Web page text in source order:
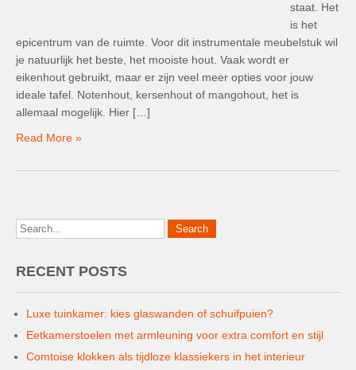
staat. Het
is het
epicentrum van de ruimte. Voor dit instrumentale meubelstuk wil
je natuurlijk het beste, het mooiste hout. Vaak wordt er
eikenhout gebruikt, maar er zijn veel meer opties voor jouw
ideale tafel. Notenhout, kersenhout of mangohout, het is
allemaal mogelijk. Hier […]
Read More »
RECENT POSTS
Luxe tuinkamer: kies glaswanden of schuifpuien?
Eetkamerstoelen met armleuning voor extra comfort en stijl
Comtoise klokken als tijdloze klassiekers in het interieur